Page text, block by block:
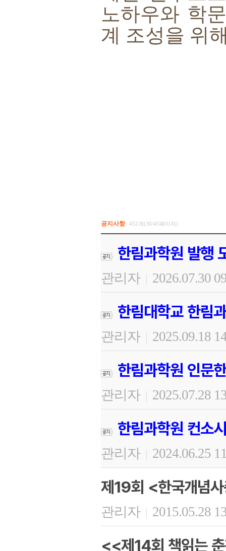
노하우와 학
계 조성을 위
공지사항 452개(30/45페이지)
한림과학원 발행
관리자 | 2026.07.30
한림대학교 한림
관리자 | 2025.09.18
한림과학원 인문
관리자 | 2025.07.28
한림과학원 컨소
관리자 | 2024.06.25
제19회 <한국개념
관리자 | 2015.05.28
<<제14회 책읽는